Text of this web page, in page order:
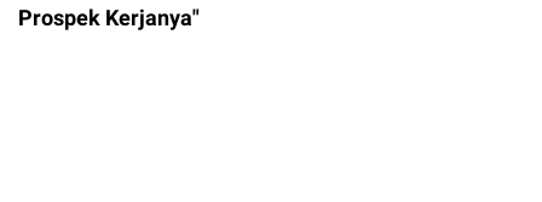
Prospek Kerjanya"